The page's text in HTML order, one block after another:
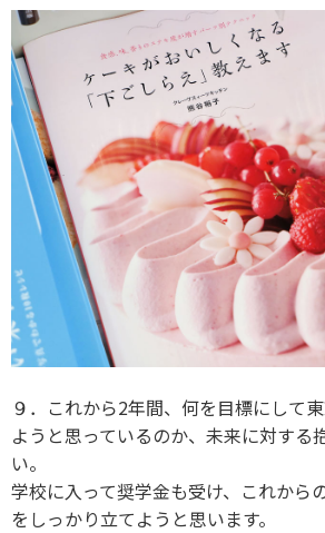
９．これから2年間、何を目標にして
ようと思っているのか、未来に対する
い。
学校に入って奨学金も受け、これから
をしっかり立てようと思います。